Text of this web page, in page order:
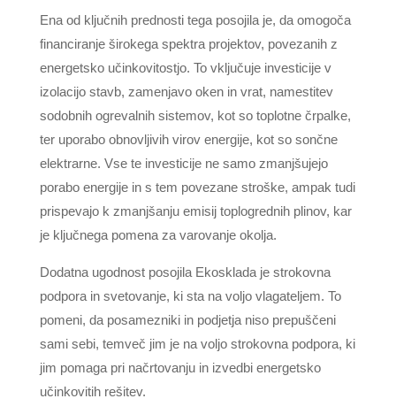
Ena od ključnih prednosti tega posojila je, da omogoča
financiranje širokega spektra projektov, povezanih z
energetsko učinkovitostjo. To vključuje investicije v
izolacijo stavb, zamenjavo oken in vrat, namestitev
sodobnih ogrevalnih sistemov, kot so toplotne črpalke,
ter uporabo obnovljivih virov energije, kot so sončne
elektrarne. Vse te investicije ne samo zmanjšujejo
porabo energije in s tem povezane stroške, ampak tudi
prispevajo k zmanjšanju emisij toplogrednih plinov, kar
je ključnega pomena za varovanje okolja.
Dodatna ugodnost posojila Ekosklada je strokovna
podpora in svetovanje, ki sta na voljo vlagateljem. To
pomeni, da posamezniki in podjetja niso prepuščeni
sami sebi, temveč jim je na voljo strokovna podpora, ki
jim pomaga pri načrtovanju in izvedbi energetsko
učinkovitih rešitev.